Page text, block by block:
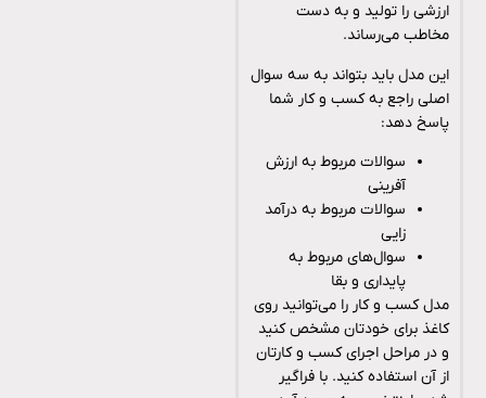
ارزشی را تولید و به دست
مخاطب می‌رساند.
این مدل باید بتواند به سه سوال
اصلی راجع به کسب و کار شما
پاسخ دهد:
سوالات مربوط به ارزش
آفرینی
سوالات مربوط به درآمد
سوال‌های مربوط به
پایداری و بقا
مدل کسب و کار را می‌توانید روی
کاغذ برای خودتان مشخص کنید
و در مراحل اجرای کسب و کارتان
از آن استفاده کنید. با فراگیر